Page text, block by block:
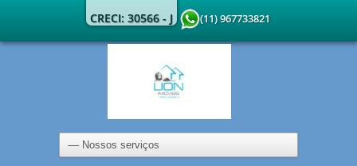
CRECI: 30566 - J (11) 967733821